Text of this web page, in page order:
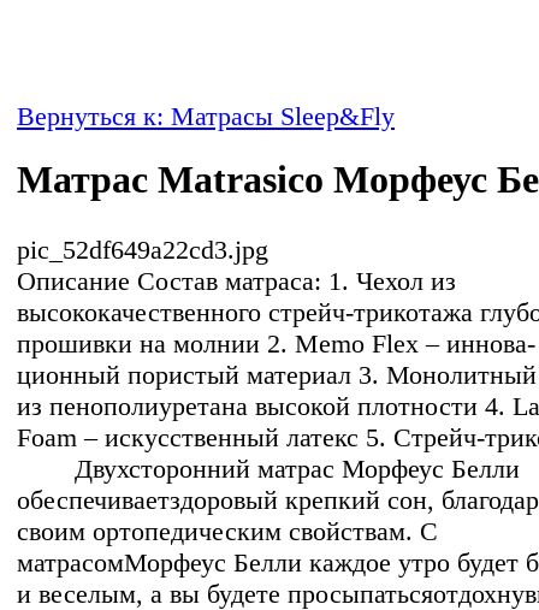
Вернуться к: Матрасы Sleep&Fly
Матрас Matrasico Морфеус
pic_52df649a22cd3.jpg
Описание Состав матраса: 1. Чехол из
высококачественного стрейч-трикотажа
прошивки на молнии 2. Memo Flex – иннова-
ционный пористый материал 3. Монолитный
из пенополиуретана высокой плотности 4.
Foam – искусственный латекс 5. Стрейч-
Двухсторонний матрас Морфеус Белли
обеспечиваетздоровый крепкий сон,
своим ортопедическим свойствам. С
матрасомМорфеус Белли каждое утро будет
и веселым, а вы будете